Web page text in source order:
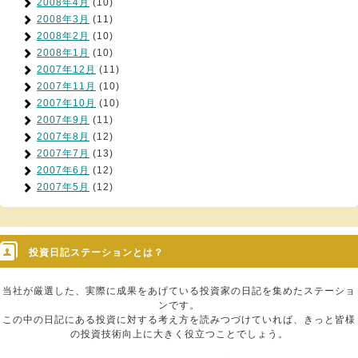
2008年3月 (11)
2008年2月 (10)
2008年1月 (10)
2007年12月 (11)
2007年11月 (10)
2007年10月 (10)
2007年9月 (11)
2007年8月 (12)
2007年7月 (13)
2007年6月 (12)
2007年5月 (12)
投資日記ステーションとは？
当社が厳選した、実際に成果をあげている投資家の日記を集めたステーショ
ンです。
この中の日記にある投資に対する考え方を読みつづけていれば、きっと皆様
の投資技術向上に大きく役立つことでしょう。